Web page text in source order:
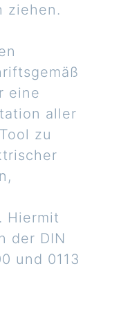
ziehen.
eine
aller
zu
Hiermit
der DIN
und 0113